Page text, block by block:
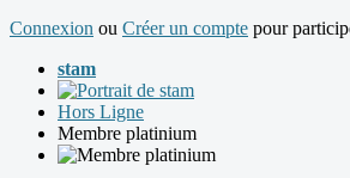
Connexion ou Créer un compte pour
stam
Hors Ligne
Membre platinium